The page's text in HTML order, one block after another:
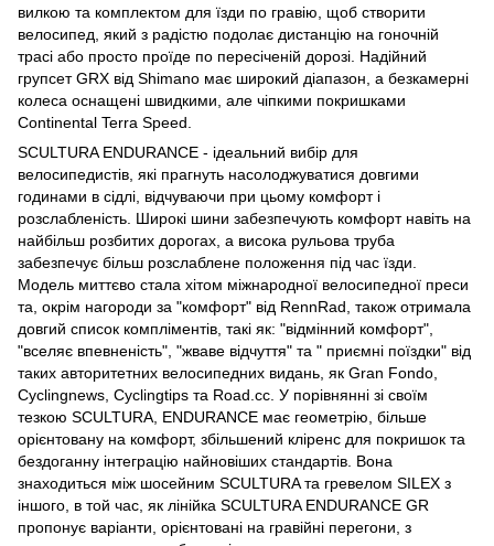
вилкою та комплектом для їзди по гравію, щоб створити
велосипед, який з радістю подолає дистанцію на гоночній
трасі або просто проїде по пересіченій дорозі. Надійний
групсет GRX від Shimano має широкий діапазон, а безкамерні
колеса оснащені швидкими, але чіпкими покришками
Continental Terra Speed.
SCULTURA ENDURANCE - ідеальний вибір для
велосипедистів, які прагнуть насолоджуватися довгими
годинами в сідлі, відчуваючи при цьому комфорт і
розслабленість. Широкі шини забезпечують комфорт навіть на
найбільш розбитих дорогах, а висока рульова труба
забезпечує більш розслаблене положення під час їзди.
Модель миттєво стала хітом міжнародної велосипедної преси
та, окрім нагороди за "комфорт" від RennRad, також отримала
довгий список компліментів, такі як: "відмінний комфорт",
"вселяє впевненість", "жваве відчуття" та " приємні поїздки" від
таких авторитетних велосипедних видань, як Gran Fondo,
Cyclingnews, Cyclingtips та Road.cc. У порівнянні зі своїм
тезкою SCULTURA, ENDURANCE має геометрію, більше
орієнтовану на комфорт, збільшений кліренс для покришок та
бездоганну інтеграцію найновіших стандартів. Вона
знаходиться між шосейним SCULTURA та гревелом SILEX з
іншого, в той час, як лінійка SCULTURA ENDURANCE GR
пропонує варіанти, орієнтовані на гравійні перегони, з